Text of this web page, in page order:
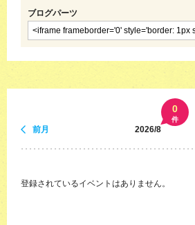
ブログパーツ
前月 2026/8
0
件
登録されているイベントはありません。